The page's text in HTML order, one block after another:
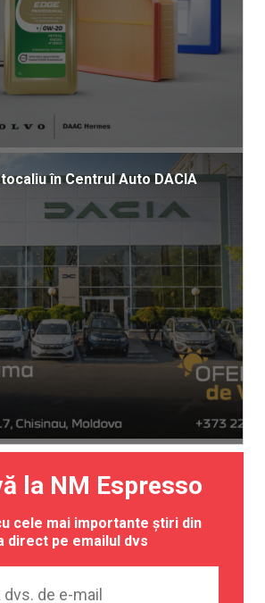
în Centrul Auto DACIA
la NM Espresso
cele mai importante știri din
direct pe emailul dvs